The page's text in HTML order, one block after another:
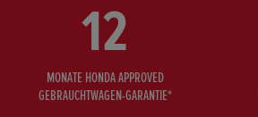
12
MONATE HONDA APPROVED
GEBRAUCHTWAGEN-GARANTIE*